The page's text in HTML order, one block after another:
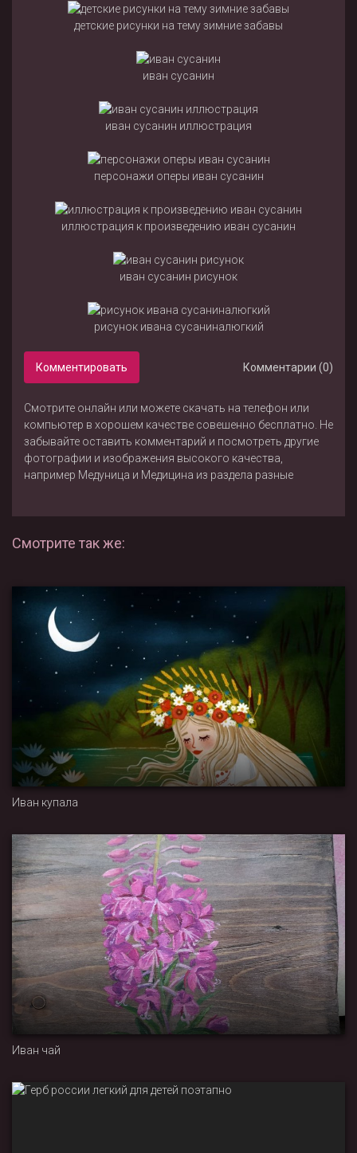
детские рисунки на тему зимние забавы
иван сусанин
иван сусанин иллюстрация
персонажи оперы иван сусанин
иллюстрация к произведению иван сусанин
иван сусанин рисунок
рисунок ивана сусаниналюгкий
Комментировать Комментарии (0)
Смотрите онлайн или можете скачать на телефон или
компьютер в хорошем качестве совешенно бесплатно. Не
забывайте оставить комментарий и посмотреть другие
фотографии и изображения высокого качества,
например Медуница и Медицина из раздела разные
Смотрите так же:
Иван купала
Иван чай